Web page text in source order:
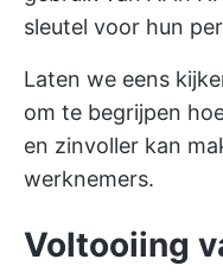
sleutel voor hun
Laten we eens
om te begrijpen
en zinvoller kan
werknemers.
Voltooiing